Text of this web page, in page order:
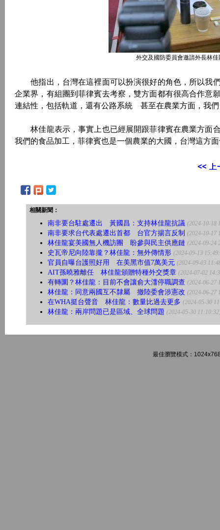
外交及國防委員會邀請外長林
他指出，台灣在這裡面可以扮演很好的角色，所以我
企業界，有組團到菲律賓去考察，雙方面都有很高合作意
連結性，包括軌道，還有公路系統 甚至在農業方面，我
林佳龍表示，事實上也已經展開跟菲律賓在農業方面
我們的食品加工，菲律賓也是一個農業的大國，台灣這方
相關新聞：
南非要台駐處遷出 黃國昌：支持林佳龍抗議 (2024-10-18
南非要求台代表處遷出首都 台官方揚言反制 (2024-10-17
林佳龍宴美國無人機訪團 盼參與民主供應鏈 (2024-09-24
史瓦帝尼向陸靠攏？林佳龍：無外傳情形 (2024-09-13
官員自曝台護照好用 在美黑市值7萬美元 (2024-09-03
AIT孫曉雅離任 林佳龍頒贈特種外交獎章 (2024-07-02
有轉圜？林佳龍：目前不會讓俞大㵢停職調查 (2024-06-27
林佳龍：同意兩國互不隸屬 撤陸委會涉憲改 (2024-06-27
在WHA挺台聲音 林佳龍：數量比過去更多 (2024-05-30
林佳龍：兩岸問題已是區域、全球問題 (2024-05-30
最佳瀏覽模式：